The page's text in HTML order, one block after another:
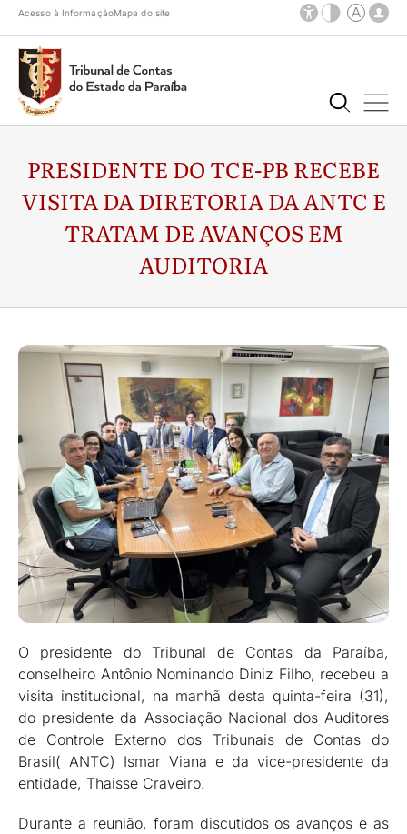
Acesso à InformaçãoMapa do site
PRESIDENTE DO TCE-PB RECEBE
VISITA DA DIRETORIA DA ANTC E
TRATAM DE AVANÇOS EM
AUDITORIA
O presidente do Tribunal de Contas da Paraíba,
conselheiro Antônio Nominando Diniz Filho, recebeu a
visita institucional, na manhã desta quinta-feira (31),
do presidente da Associação Nacional dos Auditores
de Controle Externo dos Tribunais de Contas do
Brasil( ANTC) Ismar Viana e da vice-presidente da
entidade, Thaisse Craveiro.
Durante a reunião, foram discutidos os avanços e as